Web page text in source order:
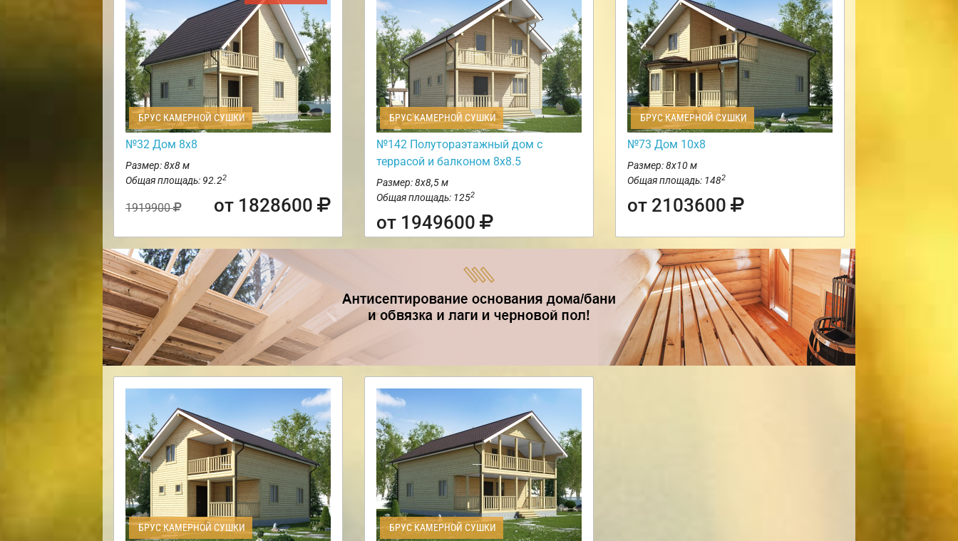
БРУС КАМЕРНОЙ СУШКИ
№32 Дом 8х8
Размер: 8х8 м
Общая площадь: 92.22
1919900 от 1828600
БРУС КАМЕРНОЙ СУШКИ
№142 Полутораэтажный дом с
террасой и балконом 8х8.5
Размер: 8х8,5 м
Общая площадь: 1252
от 1949600
БРУС КАМЕРНОЙ СУШКИ
№73 Дом 10х8
Размер: 8х10 м
Общая площадь: 1482
от 2103600
БРУС КАМЕРНОЙ СУШКИ БРУС КАМЕРНОЙ СУШКИ